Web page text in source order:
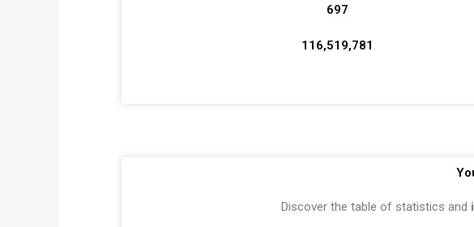
697
116,519,781
Discover the table of statistics and